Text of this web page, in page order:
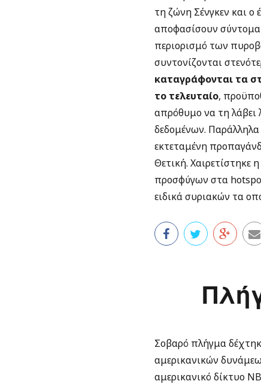
τη ζώνη Σένγκεν και ο
αποφασίσουν σύντομα
περιορισμό των
συντονίζονται
καταγράφονται τα
το τελευταίο,
απρόθυμο να τη
δεδομένων.
εκτεταμένη
Θετική.
προσφύγων στα
ειδικά συριακών τα
Σοβαρό πλήγμα
αμερικανικών
αμερικανικό δίκτυο